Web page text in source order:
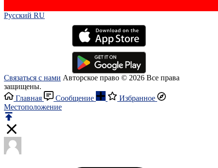
Русский RU‎
Связаться с нами Авторское право © 2026 Все права
защищены.
Главная
Сообщение
Избранное
Местоположение